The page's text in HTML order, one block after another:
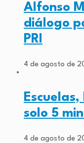
Alfonso
diálogo
PRI
4 de agosto de
solo 5
4 de agosto de